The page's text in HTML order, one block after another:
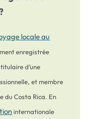
locale au
enregistrée
d’une
et membre
du Costa Rica. En
internationale